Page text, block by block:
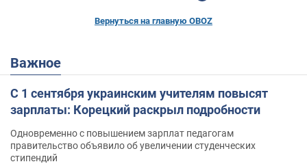
Вернуться на главную OBOZ
Важное
С 1 сентября украинским учителям повысят
зарплаты: Корецкий раскрыл подробности
Одновременно с повышением зарплат педагогам
правительство объявило об увеличении студенческих
стипендий